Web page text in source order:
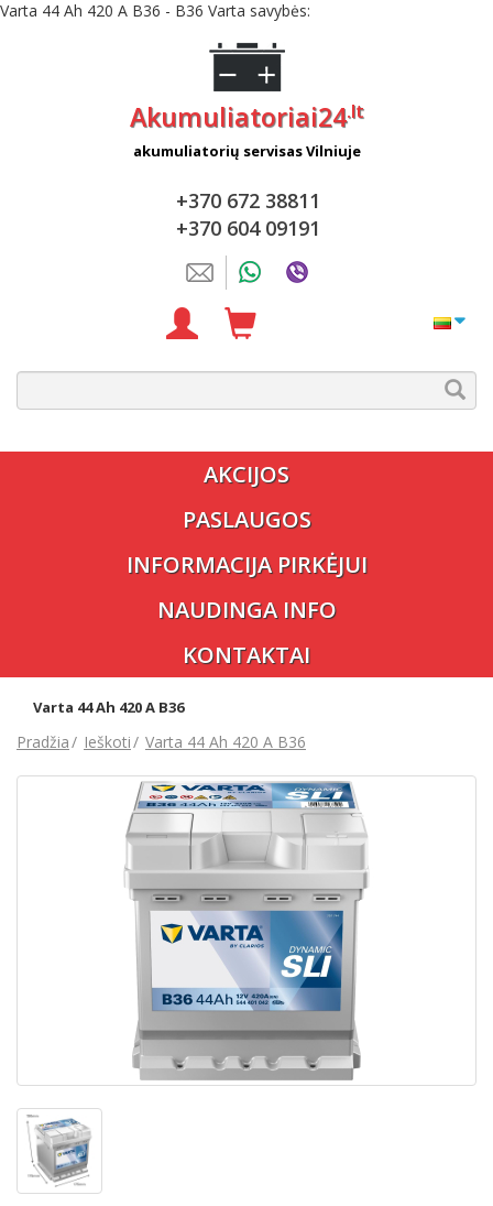
Varta 44 Ah 420 A B36 - B36 Varta savybės:
Akumuliatoriai24.lt
akumuliatorių servisas Vilniuje
+370 672 38811
+370 604 09191
AKCIJOS
PASLAUGOS
INFORMACIJA PIRKĖJUI
NAUDINGA INFO
KONTAKTAI
Varta 44 Ah 420 A B36
Pradžia Ieškoti Varta 44 Ah 420 A B36